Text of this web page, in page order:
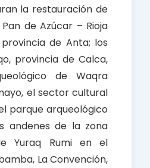
la restauración de
de Azúcar – Rioja
de Anta; los
provincia de Calca,
de Waqra
el sector cultural
parque arqueológico
andenes de la zona
Yuraq Rumi en el
La Convención,